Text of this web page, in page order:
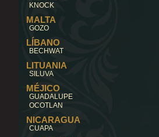
KNOCK
MALTA
GOZO
LÍBANO
BECHWAT
LITUANIA
SILUVA
MÉJICO
GUADALUPE
OCOTLAN
NICARAGUA
CUAPA